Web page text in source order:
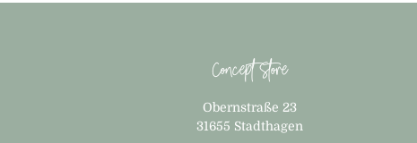
Concept Store
Obernstraße 23
31655 Stadthagen